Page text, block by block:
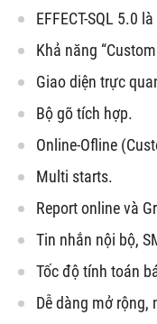
EFFECT-SQL 5.0
Khả năng
Giao diện trực
Bộ gõ tích hợp.
Online-Ofline
Multi starts.
Report online và
Tin nhắn nội bộ,
Tốc độ tính toán
Dễ dàng mở rộng,